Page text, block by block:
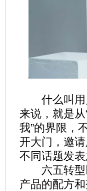
什么叫用
来说，就是从
我”的界限，
开大门，邀
不同话题发
六五转型
产品的配方